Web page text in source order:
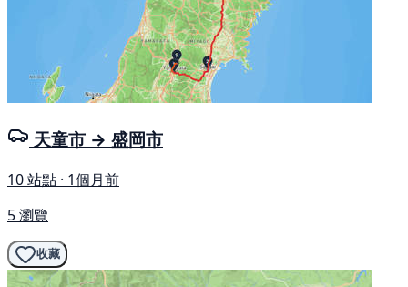
天童市 → 盛岡市
10 站點 · 1個月前
5 瀏覽
收藏